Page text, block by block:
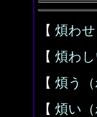
【 煩わ
【 煩わ
【 煩う（
【 煩い（